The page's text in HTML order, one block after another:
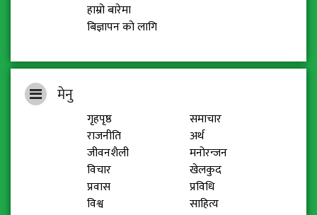
हाम्रो बारेमा
बिज्ञापन को लागि
मेनु
गृहपृष्ठ
समाचार
राजनीति
अर्थ
जीवनशैली
मनोरन्जन
विचार
खेलकुद
प्रवास
प्रविधि
विश्व
साहित्य